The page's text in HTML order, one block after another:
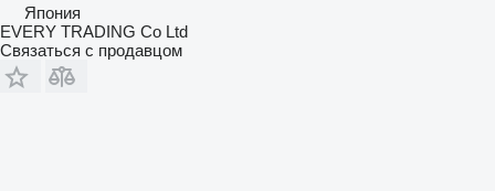
Япония
EVERY TRADING Co Ltd
Связаться с продавцом